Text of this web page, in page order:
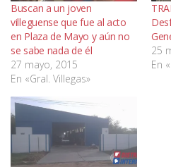
Buscan a un joven
villeguense que fue al acto
en Plaza de Mayo y aún no
se sabe nada de él
27 mayo, 2015
En «Gral. Villegas»
25
En